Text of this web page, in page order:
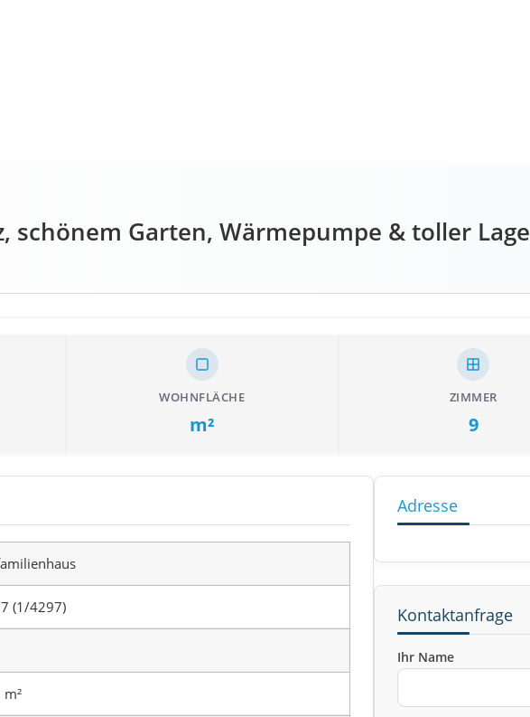
schönem Garten, Wärmepumpe & toller Lage
WOHNFLÄCHE
m²
ZIMMER
9
(1/4297)
Adresse
Kontaktanfrage
Ihr Name